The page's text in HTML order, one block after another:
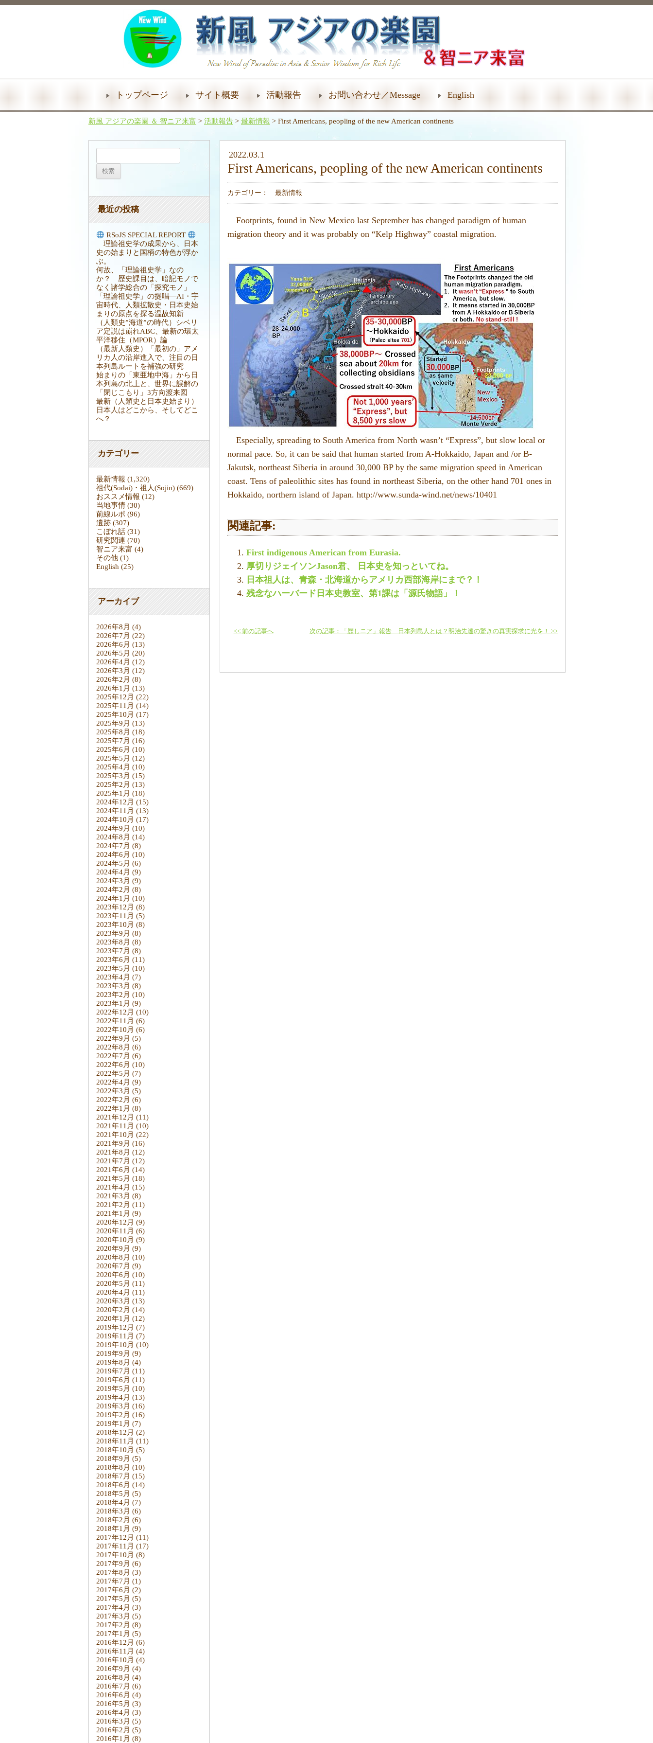
トップページ サイト概要 活動報告 お問い合わせ／Message English
新風 アジアの楽園 ＆ 智ニア来富 > 活動報告 > 最新情報 > First Americans, peopling of the new American continents
最近の投稿
RSoJS SPECIAL REPORT
理論祖史学の成果から、日本
史の始まりと国柄の特色が浮か
ぶ。
何故、「理論祖史学」なの
か？ 歴史課目は、暗記モノで
なく諸学総合の「探究モノ」
「理論祖史学」の提唱―AI・宇
宙時代、人類拡散史・日本史始
まりの原点を探る温故知新
（人類史”海道”の時代）シベリ
ア定説は崩れABC、最新の環太
平洋移住（MPOR）論
（最新人類史）「最初の」アメ
リカ人の沿岸進入で、注目の日
本列島ルートを補強の研究
始まりの「東亜地中海」から日
本列島の北上と、世界に誤解の
「閉じこもり」3方向渡来図
最新（人類史と日本史始まり）
日本人はどこから、そしてどこ
へ？
カテゴリー
最新情報 (1,320)
祖代(Sodai)・祖人(Sojin) (669)
おススメ情報 (12)
当地事情 (30)
前線ルポ (96)
遺跡 (307)
こぼれ話 (31)
研究関連 (70)
智ニア来富 (4)
その他 (1)
English (25)
アーカイブ
2026年8月 (4)
2026年7月 (22)
2026年6月 (13)
2026年5月 (20)
2026年4月 (12)
2026年3月 (12)
2026年2月 (8)
2026年1月 (13)
2025年12月 (22)
2025年11月 (14)
2025年10月 (17)
2025年9月 (13)
2025年8月 (18)
2025年7月 (16)
2025年6月 (10)
2025年5月 (12)
2025年4月 (10)
2025年3月 (15)
2025年2月 (13)
2025年1月 (18)
2024年12月 (15)
2024年11月 (13)
2024年10月 (17)
2024年9月 (10)
2024年8月 (14)
2024年7月 (8)
2024年6月 (10)
2024年5月 (6)
2024年4月 (9)
2024年3月 (9)
2024年2月 (8)
2024年1月 (10)
2023年12月 (8)
2023年11月 (5)
2023年10月 (8)
2023年9月 (8)
2023年8月 (8)
2023年7月 (8)
2023年6月 (11)
2023年5月 (10)
2023年4月 (7)
2023年3月 (8)
2023年2月 (10)
2023年1月 (9)
2022年12月 (10)
2022年11月 (6)
2022年10月 (6)
2022年9月 (5)
2022年8月 (6)
2022年7月 (6)
2022年6月 (10)
2022年5月 (7)
2022年4月 (9)
2022年3月 (5)
2022年2月 (6)
2022年1月 (8)
2021年12月 (11)
2021年11月 (10)
2021年10月 (22)
2021年9月 (16)
2021年8月 (12)
2021年7月 (12)
2021年6月 (14)
2021年5月 (18)
2021年4月 (15)
2021年3月 (8)
2021年2月 (11)
2021年1月 (9)
2020年12月 (9)
2020年11月 (6)
2020年10月 (9)
2020年9月 (9)
2020年8月 (10)
2020年7月 (9)
2020年6月 (10)
2020年5月 (11)
2020年4月 (11)
2020年3月 (13)
2020年2月 (14)
2020年1月 (12)
2019年12月 (7)
2019年11月 (7)
2019年10月 (10)
2019年9月 (9)
2019年8月 (4)
2019年7月 (11)
2019年6月 (11)
2019年5月 (10)
2019年4月 (13)
2019年3月 (16)
2019年2月 (16)
2019年1月 (7)
2018年12月 (2)
2018年11月 (11)
2018年10月 (5)
2018年9月 (5)
2018年8月 (10)
2018年7月 (15)
2018年6月 (14)
2018年5月 (5)
2018年4月 (7)
2018年3月 (6)
2018年2月 (6)
2018年1月 (9)
2017年12月 (11)
2017年11月 (17)
2017年10月 (8)
2017年9月 (6)
2017年8月 (3)
2017年7月 (1)
2017年6月 (2)
2017年5月 (5)
2017年4月 (3)
2017年3月 (5)
2017年2月 (8)
2017年1月 (5)
2016年12月 (6)
2016年11月 (4)
2016年10月 (4)
2016年9月 (4)
2016年8月 (4)
2016年7月 (6)
2016年6月 (4)
2016年5月 (3)
2016年4月 (3)
2016年3月 (5)
2016年2月 (5)
2016年1月 (8)
2022.03.1
First Americans, peopling of the new American continents
カテゴリー： 最新情報
Footprints, found in New Mexico last September has changed paradigm of human
migration theory and it was probably on “Kelp Highway” coastal migration.
Especially, spreading to South America from North wasn’t “Express”, but slow local or
normal pace. So, it can be said that human started from A-Hokkaido, Japan and /or B-
Jakutsk, northeast Siberia in around 30,000 BP by the same migration speed in American
coast. Tens of paleolithic sites has found in northeast Siberia, on the other hand 701 ones in
Hokkaido, northern island of Japan. http://www.sunda-wind.net/news/10401
関連記事:
First indigenous American from Eurasia.
厚切りジェイソンJason君、 日本史を知っといてね。
日本祖人は、青森・北海道からアメリカ西部海岸にまで？！
残念なハーバード日本史教室、第1課は「源氏物語」！
次の記事：「歴しニア」報告 日本列島人とは？明治先達の驚きの真実探求に光を！ >>
<< 前の記事へ